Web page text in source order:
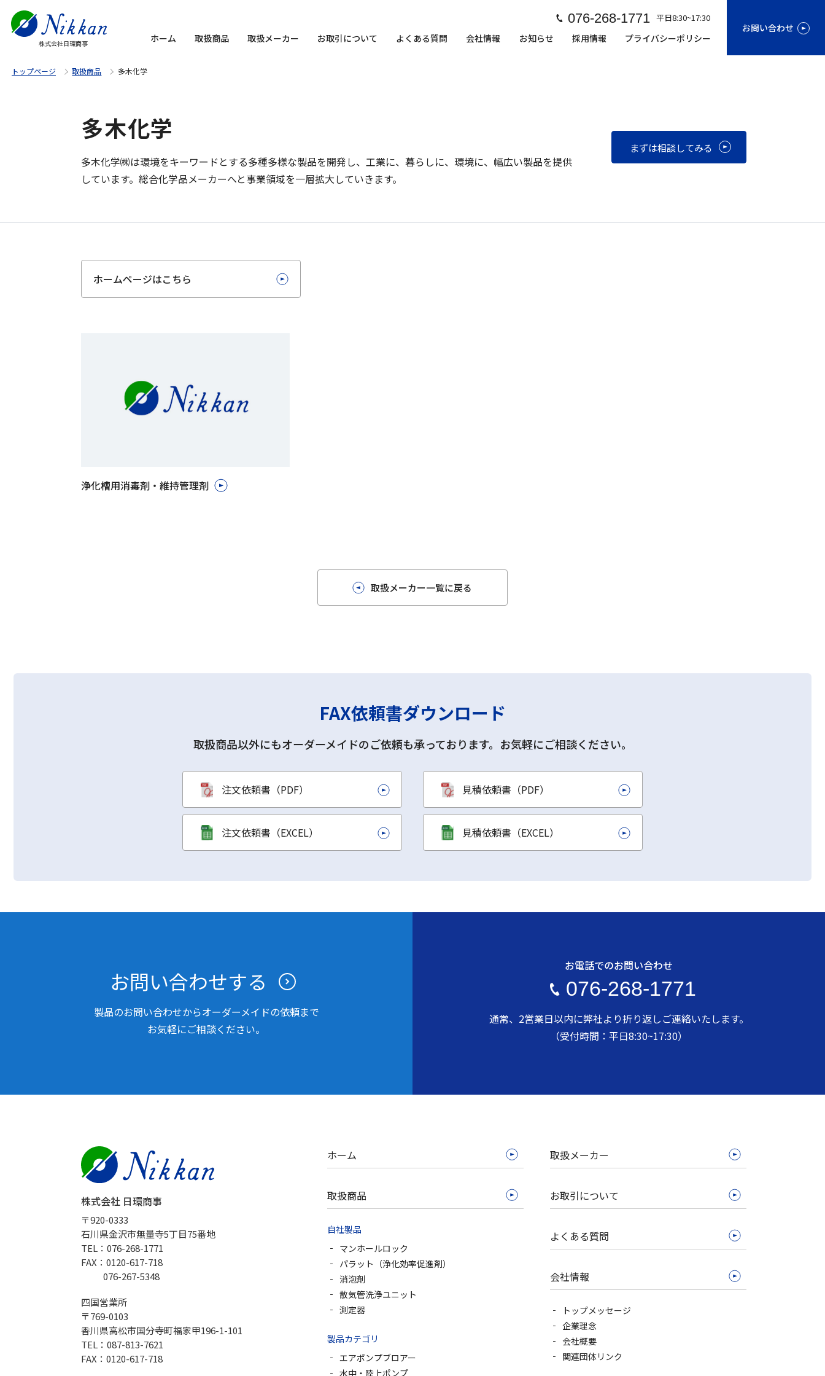
株式会社日環商事
076-268-1771 平日8:30~17:30
ホーム 取扱商品 取扱メーカー お取引について よくある質問 会社情報 お知らせ 採用情報 プライバシーポリシー
お問い合わせ
トップページ 取扱商品 多木化学
多木化学
多木化学㈱は環境をキーワードとする多種多様な製品を開発し、工業に、暮らしに、環境に、幅広い製品を提供
しています。総合化学品メーカーへと事業領域を一層拡大していきます。
まずは相談してみる
ホームページはこちら
浄化槽用消毒剤・維持管理剤
取扱メーカー一覧に戻る
FAX依頼書ダウンロード
取扱商品以外にもオーダーメイドのご依頼も承っております。お気軽にご相談ください。
注文依頼書（PDF）
注文依頼書（EXCEL）
見積依頼書（PDF）
見積依頼書（EXCEL）
お問い合わせする
製品のお問い合わせからオーダーメイドの依頼まで
お気軽にご相談ください。
お電話でのお問い合わせ
076-268-1771
通常、2営業日以内に弊社より折り返しご連絡いたします。
（受付時間：平日8:30~17:30）
株式会社 日環商事
〒920-0333
石川県金沢市無量寺5丁目75番地
TEL：076-268-1771
FAX：0120-617-718
076-267-5348
四国営業所
〒769-0103
香川県高松市国分寺町福家甲196-1-101
TEL：087-813-7621
FAX：0120-617-718
ホーム
取扱商品
自社製品
マンホールロック
パラット（浄化効率促進剤）
消泡剤
散気管洗浄ユニット
測定器
製品カテゴリ
エアポンプブロアー
水中・陸上ポンプ
取扱メーカー
お取引について
よくある質問
会社情報
トップメッセージ
企業理念
会社概要
関連団体リンク